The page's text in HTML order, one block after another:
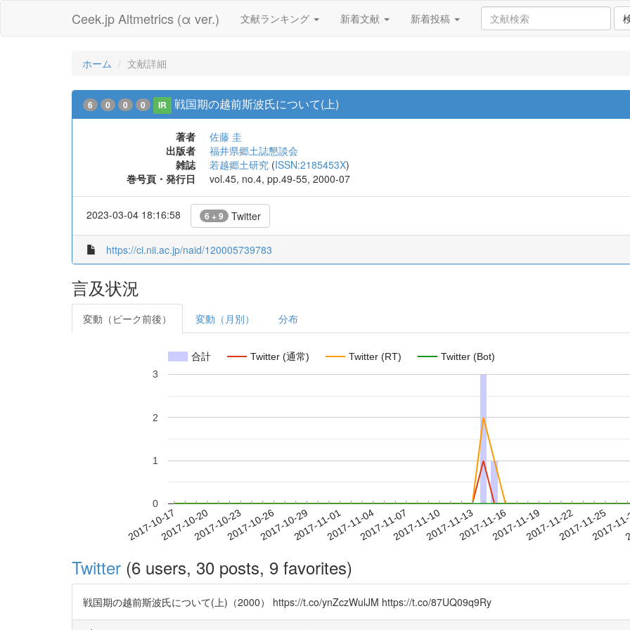
Ceek.jp Altmetrics (α ver.) 文献ランキング 新着文献 新着投稿
ホーム 文献詳細
6 0 0 0 IR 戦国期の越前斯波氏について(上)
著者
佐藤 圭
出版者
福井県郷土誌懇談会
雑誌
若越郷土研究 (ISSN:2185453X)
巻号頁・発行日
vol.45, no.4, pp.49-55, 2000-07
2023-03-04 18:16:58 6 + 9 Twitter
https://ci.nii.ac.jp/naid/120005739783
言及状況
変動（ピーク前後） 変動（月別） 分布
合計 Twitter (通常) Twitter (RT) Twitter (Bot)
2017-10-172017-10-202017-10-232017-10-262017-10-292017-11-012017-11-042017-11-072017-11-102017-11-132017-11-162017-11-192017-11-222017-11-25
2017-
0
1
2
3
Twitter (6 users, 30 posts, 9 favorites)
戦国期の越前斯波氏について(上)（2000） https://t.co/ynZczWulJM https://t.co/87UQ09q9Ry